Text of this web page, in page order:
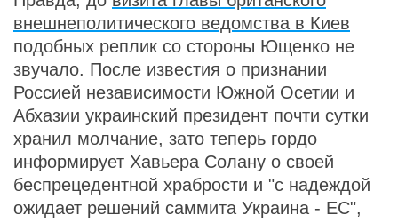
внешнеполитического ведомства в Киев
подобных реплик со стороны Ющенко не
звучало. После известия о признании
Россией независимости Южной Осетии и
Абхазии украинский президент почти сутки
хранил молчание, зато теперь гордо
информирует Хавьера Солану о своей
беспрецедентной храбрости и "с надеждой
ожидает решений саммита Украина - ЕС",